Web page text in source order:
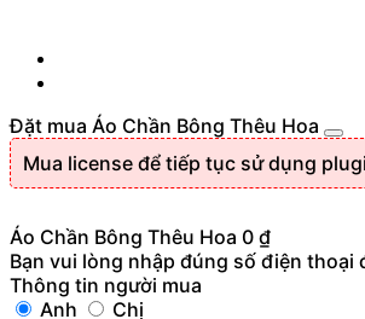
Đặt mua Áo Chần Bông Thêu Hoa
Mua license để tiếp tục sử dụng
Áo Chần Bông Thêu Hoa 0 ₫
Bạn vui lòng nhập đúng số điện
Thông tin người mua
Anh
Chị